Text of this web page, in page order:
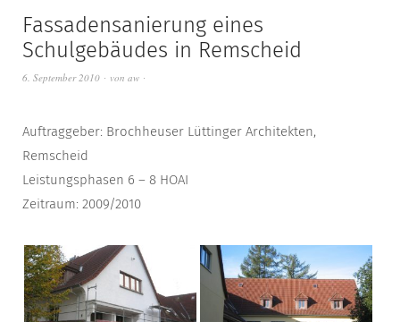
Fassadensanierung eines
Schulgebäudes in Remscheid
6. September 2010 von aw
Auftraggeber: Brochheuser Lüttinger Architekten,
Remscheid
Leistungsphasen 6 – 8 HOAI
Zeitraum: 2009/2010